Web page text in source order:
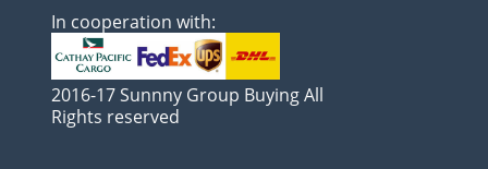
In cooperation with:
2016-17 Sunnny Group Buying All
Rights reserved